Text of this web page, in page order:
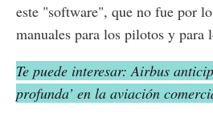
este "software", que no fue por
manuales para los pilotos y para
Te puede interesar: Airbus
profunda’ en la aviación